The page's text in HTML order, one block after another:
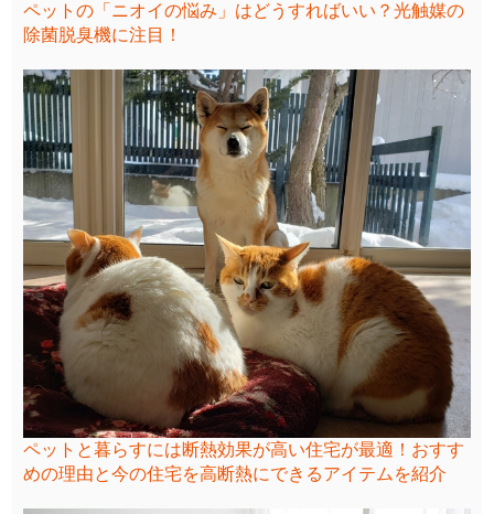
ペットの「ニオイの悩み」はどうすればいい？光触媒の
除菌脱臭機に注目！
ペットと暮らすには断熱効果が高い住宅が最適！おすす
めの理由と今の住宅を高断熱にできるアイテムを紹介